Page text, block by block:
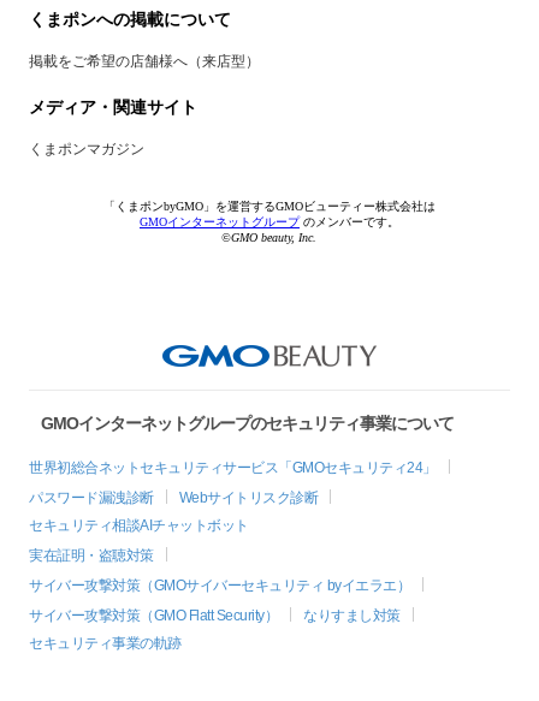
くまポンへの掲載について
掲載をご希望の店舗様へ（来店型）
メディア・関連サイト
くまポンマガジン
「くまポンbyGMO」を運営するGMOビューティー株式会社は
GMOインターネットグループのメンバーです。
©GMO beauty, Inc.
GMOインターネットグループのセキュリティ事業について
世界初総合ネットセキュリティサービス「GMOセキュリティ24」
パスワード漏洩診断
Webサイトリスク診断
セキュリティ相談AIチャットボット
実在証明・盗聴対策
サイバー攻撃対策（GMOサイバーセキュリティ byイエラエ）
サイバー攻撃対策（GMO Flatt Security）
なりすまし対策
セキュリティ事業の軌跡